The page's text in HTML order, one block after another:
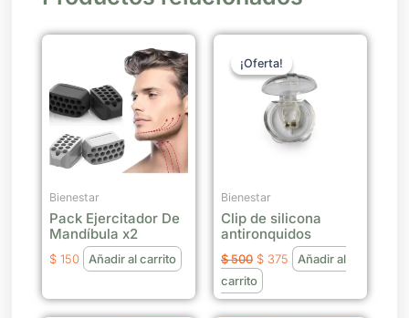
Bienestar
Pack Ejercitador De
Mandíbula x2
$ 150 Añadir al carrito
¡Oferta!
¡Oferta!
Bienestar
Clip de silicona
antironquidos
$500
precio
original
era:
$ 500.
$ 375
actual
es:
$ 375.
Añadir al
carrito